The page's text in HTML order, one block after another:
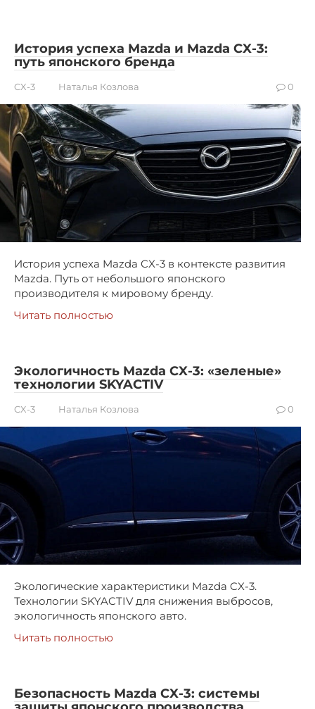
История успеха Mazda и Mazda CX-3:
путь японского бренда
CX-3 Наталья Козлова 0
История успеха Mazda CX-3 в контексте развития
Mazda. Путь от небольшого японского
производителя к мировому бренду.
Читать полностью
Экологичность Mazda CX-3: «зеленые»
технологии SKYACTIV
CX-3 Наталья Козлова 0
Экологические характеристики Mazda CX-3.
Технологии SKYACTIV для снижения выбросов,
экологичность японского авто.
Читать полностью
Безопасность Mazda CX-3: системы